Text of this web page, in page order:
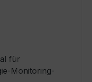
für
Monitoring-